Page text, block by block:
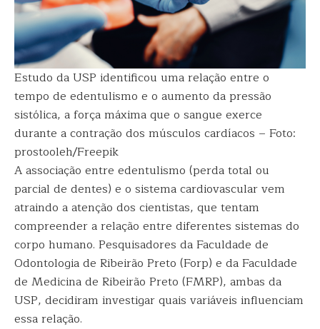
Estudo da USP identificou uma relação entre o
tempo de edentulismo e o aumento da pressão
sistólica, a força máxima que o sangue exerce
durante a contração dos músculos cardíacos – Foto:
prostooleh/Freepik
A associação entre edentulismo (perda total ou
parcial de dentes) e o sistema cardiovascular vem
atraindo a atenção dos cientistas, que tentam
compreender a relação entre diferentes sistemas do
corpo humano. Pesquisadores da Faculdade de
Odontologia de Ribeirão Preto (Forp) e da Faculdade
de Medicina de Ribeirão Preto (FMRP), ambas da
USP, decidiram investigar quais variáveis influenciam
essa relação.